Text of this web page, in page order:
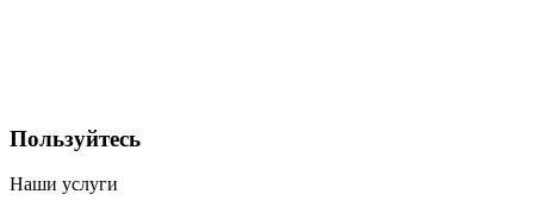
Пользуйтесь
Наши услуги